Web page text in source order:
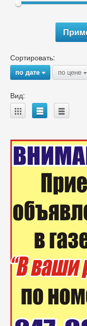
Сортировать:
по дате{ по цене {
Вид:
A B C